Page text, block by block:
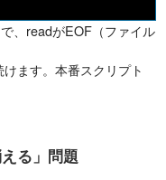
、readがEOF（ファイル
ます。本番スクリプト
る」問題